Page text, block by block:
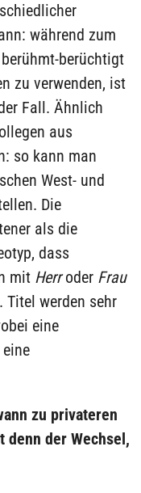
während zum
berüchtigt
zu verwenden, ist
Fall. Ähnlich
aus
so kann man
West- und
Die
als die
dass
mitHerroder Frau
Titel werden sehr
eine
eine
zu privateren
denn der Wechsel,